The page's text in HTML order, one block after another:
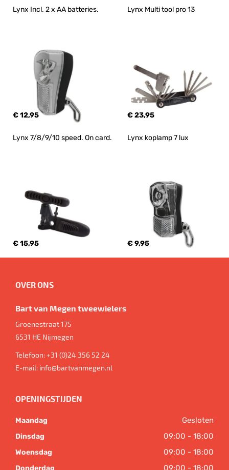
Lynx Incl. 2 x AA batteries.
€ 12,95
Lynx Multi tool pro 13
€ 23,95
Lynx 7/8/9/10 speed. On card.
€ 15,95
Lynx koplamp 7 lux
€ 9,95
OVER ONS
Bart van Megen tweewielers
Groenestraat 175
6531 HE Nijmegen
Telefoon:+31 (0)24 356 52 24
E-mail: info@bartvanmegen.nl
OPENINGSTIJDEN
Maandag Gesloten
Dinsdag 09:00 - 18:00
Woensdag 09:00 - 18:00
Donderdag 09:00 - 18:00